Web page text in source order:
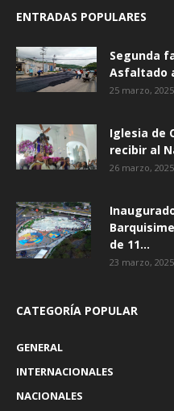
ENTRADAS POPULARES
Segunda
Asfaltado
25 marzo, 2025
Iglesia de
recibir al
26 marzo, 2025
de 11...
23 marzo, 2025
CATEGORÍA POPULAR
GENERAL
INTERNACIONALES
NACIONALES